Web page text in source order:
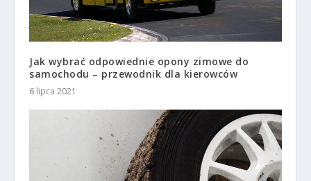
Jak wybrać odpowiednie opony zimowe do
samochodu – przewodnik dla kierowców
6 lipca 2021